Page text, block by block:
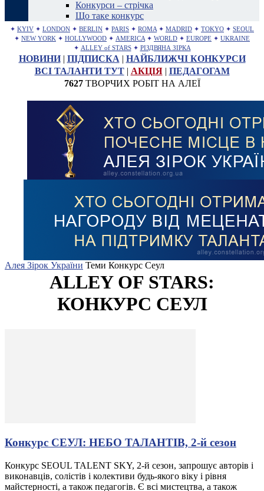
Конкурси – стрічка
Що таке конкурс
✦ KYIV ✦ LONDON ✦ BERLIN ✦ PARIS ✦ ROMA ✦ MADRID ✦ TOKYO ✦ SEOUL
✦ NEW YORK ✦ HOLLYWOOD ✦ AMERICA ✦ WORLD ✦ EUROPE ✦ UKRAINE
✦ ALLEY of STARS ✦ РІЗДВЯНА ЗІРКА
НОВИНИ| ПІДПИСКА | НАЙБЛИЖЧІ КОНКУРСИ
ВСІ ТАЛАНТИ ТУТ| АКЦІЯ| ПЕДАГОГАМ
7627ТВОРЧИХ РОБІТ НА АЛЕЇ
Алея Зірок України Теми Конкурс Сеул
ALLEY OF STARS:
КОНКУРС СЕУЛ
Конкурс СЕУЛ: НЕБО ТАЛАНТІВ, 2-й сезон
Конкурс SEOUL TALENT SKY, 2-й сезон, запрошує авторів і
виконавців, солістів і колективи будь-якого віку і рівня
майстерності, а також педагогів. Є всі мистецтва, а також